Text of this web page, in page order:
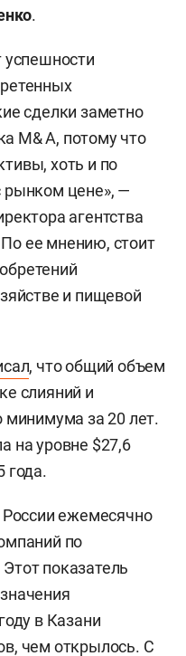
.
успешности
сделки заметно
M& A, потому что
хоть и по
рынком цене», —
агентства
По ее мнению, стоит
и пищевой
, что общий объем
слияний и
минимума за 20 лет.
на уровне $27,6
года.
ежемесячно
по
показатель
в Казани
чем открылось. С